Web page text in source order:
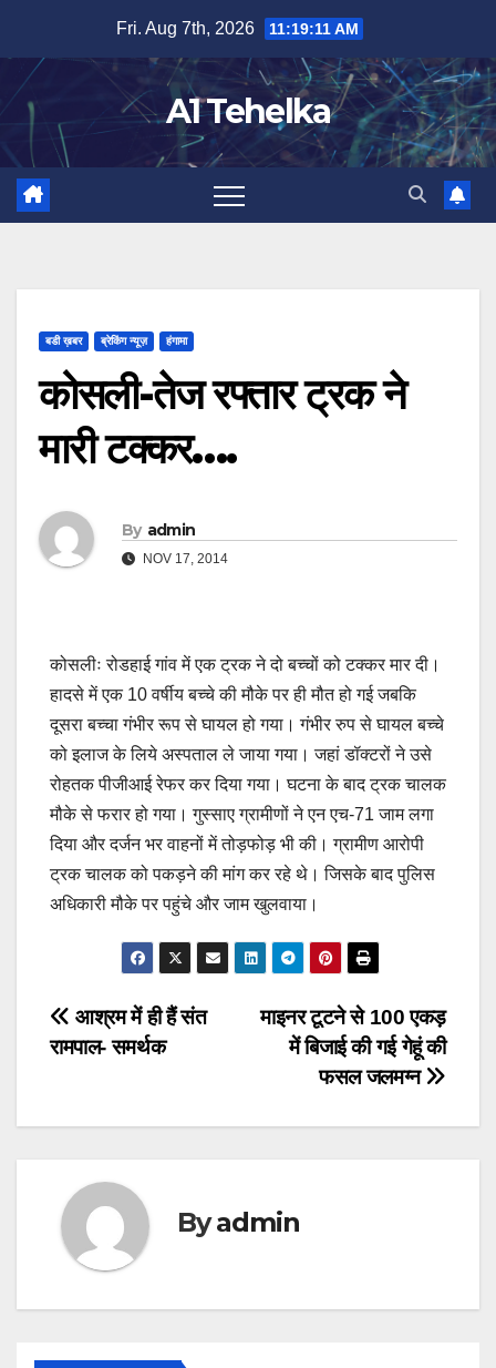
content
Fri. Aug 7th, 2026 11:19:11 AM
A1 Tehelka
बडी ख़बर ब्रेकिंग न्यूज़ हंगामा
कोसली-तेज रफ्तार ट्रक ने
मारी टक्कर….
By admin
NOV 17, 2014
कोसलीः रोडहाई गांव में एक ट्रक ने दो बच्चों को टक्कर मार दी।
हादसे में एक 10 वर्षीय बच्चे की मौके पर ही मौत हो गई जबकि
दूसरा बच्चा गंभीर रूप से घायल हो गया। गंभीर रुप से घायल बच्चे
को इलाज के लिये अस्पताल ले जाया गया। जहां डॉक्टरों ने उसे
रोहतक पीजीआई रेफर कर दिया गया। घटना के बाद ट्रक चालक
मौके से फरार हो गया। गुस्साए ग्रामीणों ने एन एच-71 जाम लगा
दिया और दर्जन भर वाहनों में तोड़फोड़ भी की। ग्रामीण आरोपी
ट्रक चालक को पकड़ने की मांग कर रहे थे। जिसके बाद पुलिस
अधिकारी मौके पर पहुंचे और जाम खुलवाया।
Post
माइनर टूटने से 100 एकड़
में बिजाई की गई गेहूं की
फसल जलमग्न
आश्रम में ही हैं संत
रामपाल- समर्थक
Byadmin